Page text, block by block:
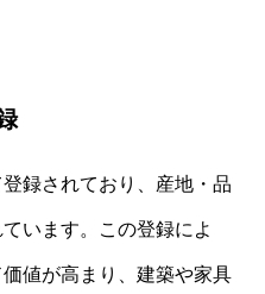
録されており、産地・品
います。この登録によ
値が高まり、建築や家具